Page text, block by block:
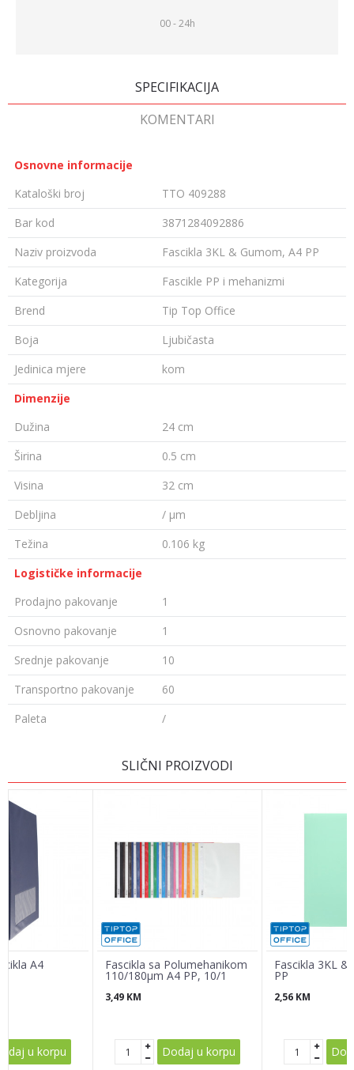
00 - 24h
SPECIFIKACIJA
KOMENTARI
Osnovne informacije
Kataloški broj
TTO 409288
Bar kod
3871284092886
Naziv proizvoda
Fascikla 3KL & Gumom, A4 PP
Kategorija
Fascikle PP i mehanizmi
Brend
Tip Top Office
Boja
Ljubičasta
Jedinica mjere
kom
Dimenzije
Dužina
24 cm
Širina
0.5 cm
Visina
32 cm
Debljina
/ µm
Težina
0.106 kg
Logističke informacije
Prodajno pakovanje
1
Osnovno pakovanje
1
Srednje pakovanje
10
Transportno pakovanje
60
Paleta
/
SLIČNI PROIZVODI
A4
u korpu
Fascikla sa Polumehanikom
110/180µm A4 PP, 10/1
3,49 KM
Dodaj u korpu
Fascikla 3KL
PP
2,56 KM